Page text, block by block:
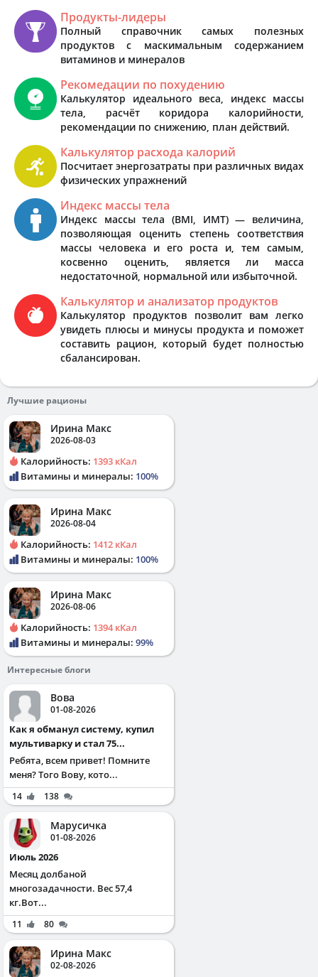
Продукты-лидеры
Полный справочник самых полезных
продуктов с маскимальным содержанием
витаминов и минералов
Рекомедации по похудению
Калькулятор идеального веса, индекс массы
тела, расчёт коридора калорийности,
рекомендации по снижению, план действий.
Калькулятор расхода калорий
Посчитает энергозатраты при различных видах
физических упражнений
Индекс массы тела
Индекс массы тела (BMI, ИМТ) — величина,
позволяющая оценить степень соответствия
массы человека и его роста и, тем самым,
косвенно оценить, является ли масса
недостаточной, нормальной или избыточной.
Калькулятор и анализатор продуктов
Калькулятор продуктов позволит вам легко
увидеть плюсы и минусы продукта и поможет
составить рацион, который будет полностью
сбалансирован.
Лучшие рационы
Ирина Макс
2026-08-03
Калорийность: 1393 кКал
Витамины и минералы: 100%
Ирина Макс
2026-08-04
Калорийность: 1412 кКал
Витамины и минералы: 100%
Ирина Макс
2026-08-06
Калорийность: 1394 кКал
Витамины и минералы: 99%
Интересные блоги
Вова
01-08-2026
Как я обманул систему, купил
мультиварку и стал 75...
Ребята, всем привет! Помните
меня? Того Вову, кото...
14 138
Марусичка
01-08-2026
Июль 2026
Месяц долбаной
многозадачности. Вес 57,4
кг.Вот...
11 80
Ирина Макс
02-08-2026